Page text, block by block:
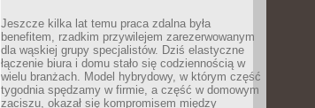
Jeszcze kilka lat temu praca zdalna była
benefitem, rzadkim przywilejem zarezerwowanym
dla wąskiej grupy specjalistów. Dziś elastyczne
łączenie biura i domu stało się codziennością w
wielu branżach. Model hybrydowy, w którym część
tygodnia spędzamy w firmie, a część w domowym
zaciszu, okazał się kompromisem między